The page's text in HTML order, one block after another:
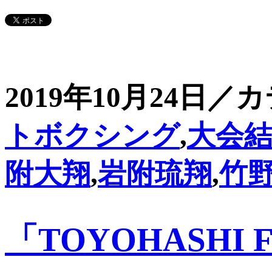
2019年10月24日／
トボクシング,大会
附大翔,岩附琉翔,竹
「TOYOHASHI